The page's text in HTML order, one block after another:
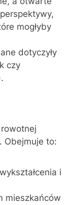
mogłyby
dotyczyły
czy
Obejmuje to:
i
mieszkańców